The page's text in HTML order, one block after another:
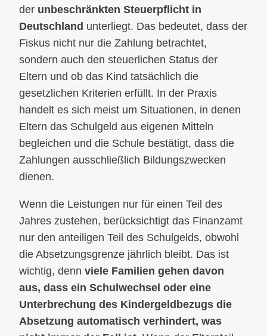
der unbeschränkten Steuerpflicht in
Deutschland unterliegt. Das bedeutet, dass der
Fiskus nicht nur die Zahlung betrachtet,
sondern auch den steuerlichen Status der
Eltern und ob das Kind tatsächlich die
gesetzlichen Kriterien erfüllt. In der Praxis
handelt es sich meist um Situationen, in denen
Eltern das Schulgeld aus eigenen Mitteln
begleichen und die Schule bestätigt, dass die
Zahlungen ausschließlich Bildungszwecken
dienen.
Wenn die Leistungen nur für einen Teil des
Jahres zustehen, berücksichtigt das Finanzamt
nur den anteiligen Teil des Schulgelds, obwohl
die Absetzungsgrenze jährlich bleibt. Das ist
wichtig, denn viele Familien gehen davon
aus, dass ein Schulwechsel oder eine
Unterbrechung des Kindergeldbezugs die
Absetzung automatisch verhindert, was